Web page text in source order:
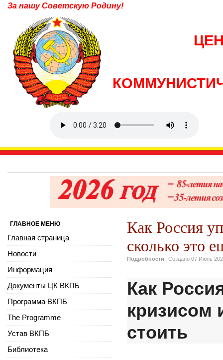
За нашу Советскую Родину!
Как Россия
сколько это
Подробности Создано 07 Июнь
Как
кризисом
стоить
ГЛАВНОЕ МЕНЮ
Главная страница
Новости
Информация
Документы ЦК ВКПБ
Программа ВКПБ
The Programme
Устав ВКПБ
Библиотека